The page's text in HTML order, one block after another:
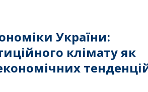
України:
клімату як